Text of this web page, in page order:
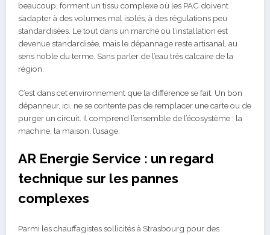
beaucoup, forment un tissu complexe où les PAC doivent
s’adapter à des volumes mal isolés, à des régulations peu
standardisées. Le tout dans un marché où l’installation est
devenue standardisée, mais le dépannage reste artisanal, au
sens noble du terme. Sans parler de l’eau très calcaire de la
région.
C’est dans cet environnement que la différence se fait. Un bon
dépanneur, ici, ne se contente pas de remplacer une carte ou de
purger un circuit. Il comprend l’ensemble de l’écosystème : la
machine, la maison, l’usage.
AR Energie Service : un regard
technique sur les pannes
complexes
Parmi les chauffagistes sollicités à Strasbourg pour des